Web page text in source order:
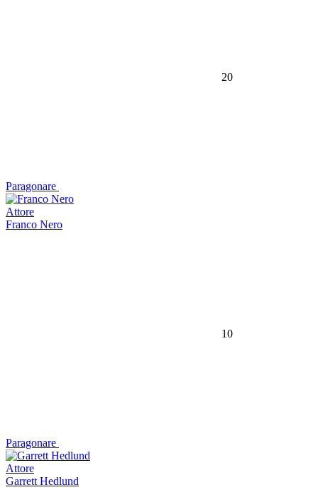
20
Paragonare
Attore
Franco Nero
10
Paragonare
Attore
Garrett Hedlund